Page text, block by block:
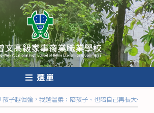
選單
「孩子越倔強，我越溫柔：陪孩子、也陪自己再長大一次